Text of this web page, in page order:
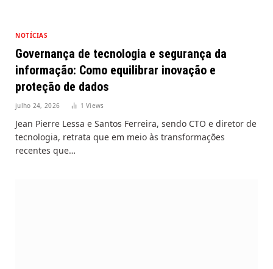
NOTÍCIAS
Governança de tecnologia e segurança da
informação: Como equilibrar inovação e
proteção de dados
julho 24, 2026 1Views
Jean Pierre Lessa e Santos Ferreira, sendo CTO e diretor de
tecnologia, retrata que em meio às transformações
recentes que…